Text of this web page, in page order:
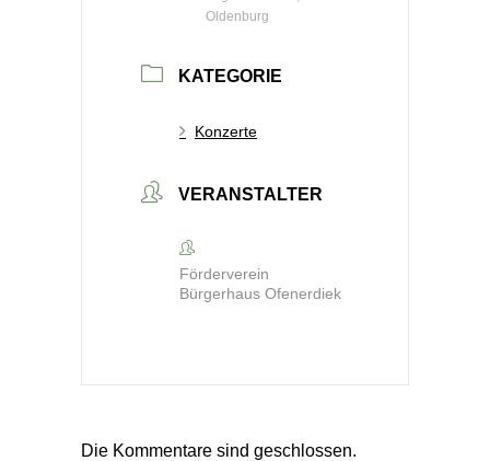
Oldenburg
KATEGORIE
Konzerte
VERANSTALTER
Förderverein
Bürgerhaus Ofenerdiek
Die Kommentare sind geschlossen.